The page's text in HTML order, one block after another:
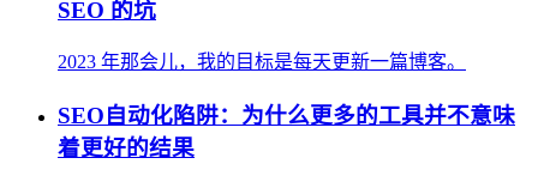
SEO 的坑
2023 年那会儿，我的目标是每天更新一篇博客。
SEO自动化陷阱：为什么更多的工具并不意味
着更好的结果